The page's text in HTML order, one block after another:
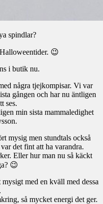
spindlar?
😉
i butik nu.
några tjejkompisar. Vi var
gången och har nu äntligen
ses.
min sista mammaledighet
mysig men stundtals också
det fint att ha varandra.
Eller hur man nu så käckt
😉
med en kväll med dessa
så mycket energi det ger.